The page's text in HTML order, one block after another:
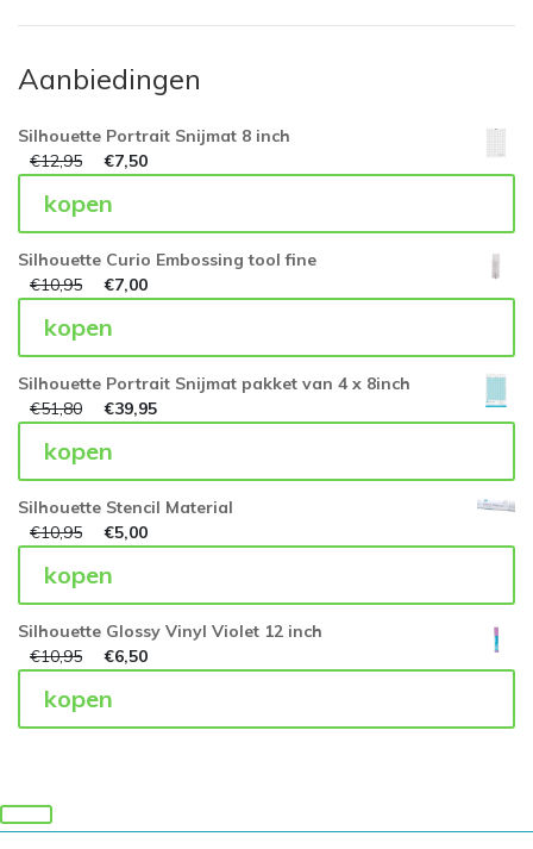
Aanbiedingen
Silhouette Portrait Snijmat 8 inch
€12,95 €7,50
kopen
Silhouette Curio Embossing tool fine
€10,95 €7,00
kopen
Silhouette Portrait Snijmat pakket van 4 x 8inch
€51,80 €39,95
kopen
Silhouette Stencil Material
€10,95 €5,00
kopen
Silhouette Glossy Vinyl Violet 12 inch
€10,95 €6,50
kopen